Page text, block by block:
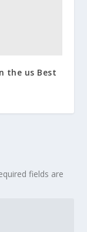
the us Best
fields are